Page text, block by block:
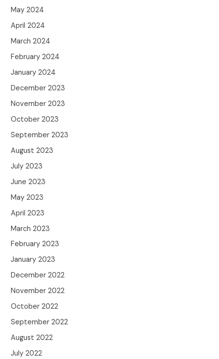
May 2024
April 2024
March 2024
February 2024
January 2024
December 2023
November 2023
October 2023
September 2023
August 2023
July 2023
June 2023
May 2023
April 2023
March 2023
February 2023
January 2023
December 2022
November 2022
October 2022
September 2022
August 2022
July 2022